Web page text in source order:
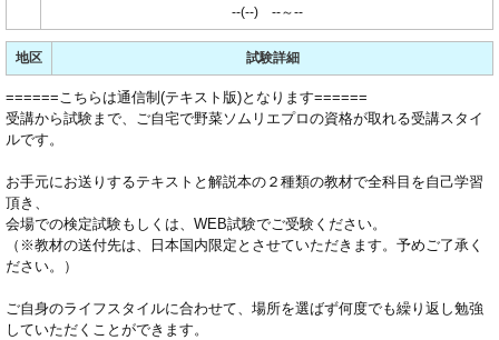
--(--) --～--
地区 試験詳細
======こちらは通信制(テキスト版)となります======
受講から試験まで、ご自宅で野菜ソムリエプロの資格が取れる受講スタイ
ルです。
お手元にお送りするテキストと解説本の２種類の教材で全科目を自己学習
頂き、
会場での検定試験もしくは、WEB試験でご受験ください。
（※教材の送付先は、日本国内限定とさせていただきます。予めご了承く
ださい。）
ご自身のライフスタイルに合わせて、場所を選ばず何度でも繰り返し勉強
していただくことができます。